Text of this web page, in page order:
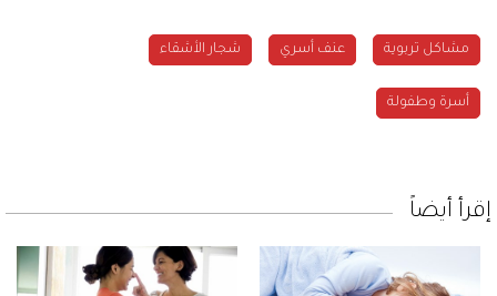
مشاكل تربوية عنف أسري شجار الأشقاء
أسرة وطفولة
إقرأ أيضاً